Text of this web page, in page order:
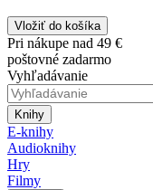
Vložiť do košíka
Pri nákupe nad 49 €
poštovné zadarmo
Vyhľadávanie
Knihy
E-knihy
Audioknihy
Hry
Filmy